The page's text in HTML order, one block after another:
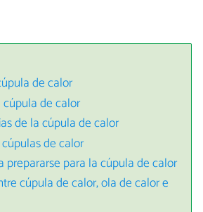
de calor
cúpula de calor
de la cúpula de calor
de calor
prepararse para la cúpula de calor
cúpula de calor, ola de calor e